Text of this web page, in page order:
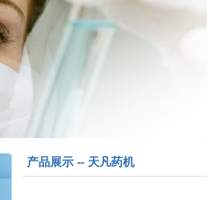
产品展示 -- 天凡药机